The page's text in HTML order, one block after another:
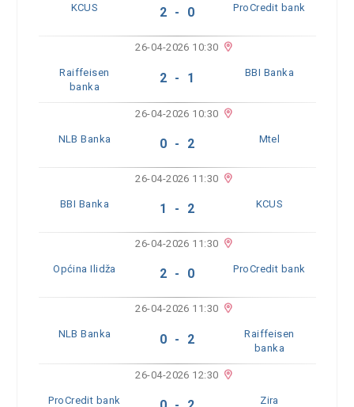
KCUS 2 - 0 ProCredit bank
26-04-2026 10:30
Raiffeisen
banka
2 - 1 BBI Banka
26-04-2026 10:30
NLB Banka 0 - 2 Mtel
26-04-2026 11:30
BBI Banka 1 - 2 KCUS
26-04-2026 11:30
Općina Ilidža 2 - 0 ProCredit bank
26-04-2026 11:30
NLB Banka 0 - 2
Raiffeisen
banka
26-04-2026 12:30
ProCredit bank Zira